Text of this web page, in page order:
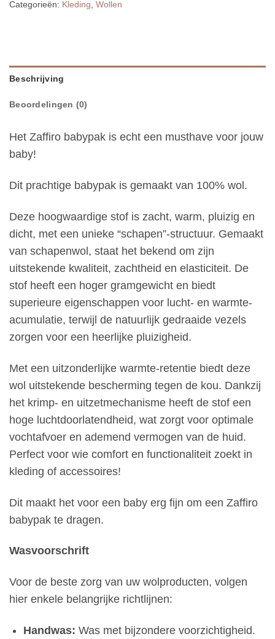
Categorieën: Kleding, Wollen
Beschrijving
Beoordelingen (0)
Het Zaffiro babypak is echt een musthave voor jouw
baby!
Dit prachtige babypak is gemaakt van 100% wol.
Deze hoogwaardige stof is zacht, warm, pluizig en
dicht, met een unieke “schapen”-structuur. Gemaakt
van schapenwol, staat het bekend om zijn
uitstekende kwaliteit, zachtheid en elasticiteit. De
stof heeft een hoger gramgewicht en biedt
superieure eigenschappen voor lucht- en warmte-
acumulatie, terwijl de natuurlijk gedraaide vezels
zorgen voor een heerlijke pluizigheid.
Met een uitzonderlijke warmte-retentie biedt deze
wol uitstekende bescherming tegen de kou. Dankzij
het krimp- en uitzetmechanisme heeft de stof een
hoge luchtdoorlatendheid, wat zorgt voor optimale
vochtafvoer en ademend vermogen van de huid.
Perfect voor wie comfort en functionaliteit zoekt in
kleding of accessoires!
Dit maakt het voor een baby erg fijn om een Zaffiro
babypak te dragen.
Wasvoorschrift
Voor de beste zorg van uw wolproducten, volgen
hier enkele belangrijke richtlijnen:
Handwas: Was met bijzondere voorzichtigheid.